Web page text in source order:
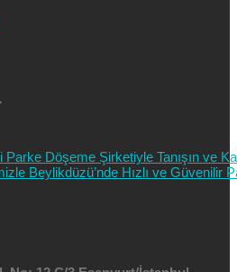
Parke Döşeme Şirketiyle Tanışın ve
Beylikdüzü’nde Hızlı ve Güvenilir